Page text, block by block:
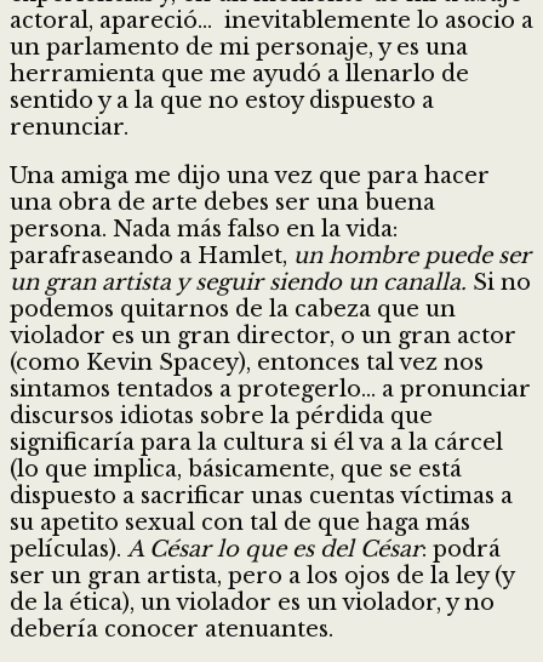
actoral, apareció… inevitablemente lo asocio a
un parlamento de mi personaje, y es una
herramienta que me ayudó a llenarlo de
sentido y a la que no estoy dispuesto a
renunciar.
Una amiga me dijo una vez que para hacer
una obra de arte debes ser una buena
persona. Nada más falso en la vida:
parafraseando a Hamlet, un hombre puede ser
un gran artista y seguir siendo un canalla. Si no
podemos quitarnos de la cabeza que un
violador es un gran director, o un gran actor
(como Kevin Spacey), entonces tal vez nos
sintamos tentados a protegerlo… a pronunciar
discursos idiotas sobre la pérdida que
significaría para la cultura si él va a la cárcel
(lo que implica, básicamente, que se está
dispuesto a sacrificar unas cuentas víctimas a
su apetito sexual con tal de que haga más
películas). A César lo que es del César: podrá
ser un gran artista, pero a los ojos de la ley (y
de la ética), un violador es un violador, y no
debería conocer atenuantes.